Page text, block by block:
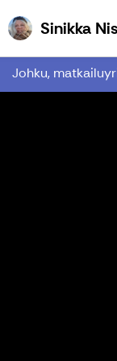
Sinikka
Johku,